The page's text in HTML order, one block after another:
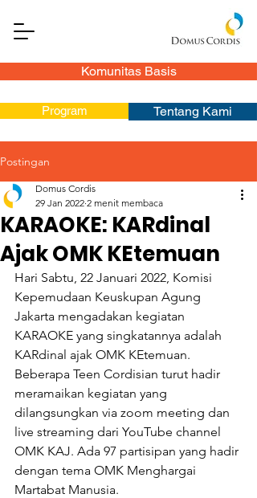
Komunitas Basis
Program Tentang Kami
Postingan
KARAOKE: KARdinal
Ajak OMK KEtemuan
Domus Cordis
29 Jan 2022 2 menit membaca
Hari Sabtu, 22 Januari 2022, Komisi
Kepemudaan Keuskupan Agung
Jakarta mengadakan kegiatan
KARAOKE yang singkatannya adalah
KARdinal ajak OMK KEtemuan.
Beberapa Teen Cordisian turut hadir
meramaikan kegiatan yang
dilangsungkan via zoom meeting dan
live streaming dari YouTube channel
OMK KAJ. Ada 97 partisipan yang hadir
dengan tema OMK Menghargai
Martabat Manusia.